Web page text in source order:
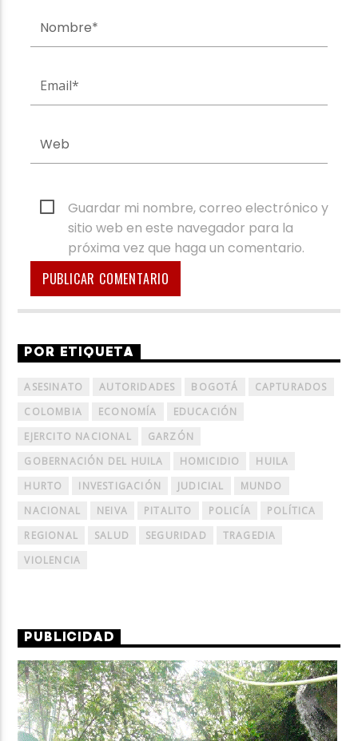
Guardar mi nombre, correo electrónico y
sitio web en este navegador para la
próxima vez que haga un comentario.
POR ETIQUETA
ASESINATO AUTORIDADES BOGOTÁ
CAPTURADOS
COLOMBIA
ECONOMÍA
EDUCACIÓN
EJERCITO NACIONAL
GARZÓN
GOBERNACIÓN DEL HUILA
HOMICIDIO
HUILA
HURTO
INVESTIGACIÓN JUDICIAL
MUNDO
NACIONAL
NEIVA PITALITO POLICÍA
POLÍTICA
REGIONAL
SALUD SEGURIDAD
TRAGEDIA
VIOLENCIA
PUBLICIDAD